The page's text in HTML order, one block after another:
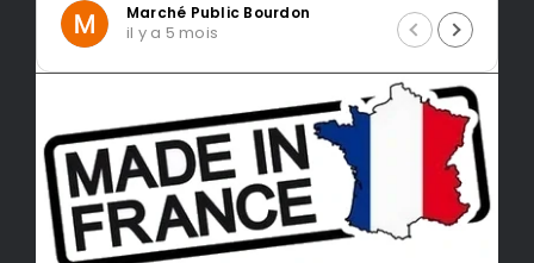
Marché Public Bourdon
il y a 5 mois il y a 5